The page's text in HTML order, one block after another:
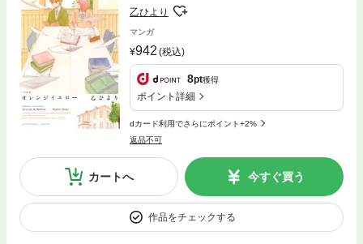
乙ひより
マンガ
942 (税込)
8pt獲得
ポイント詳細
dカード利用でさらにポイント+2%
返品不可
カートへ 今すぐ買う
作品をチェックする